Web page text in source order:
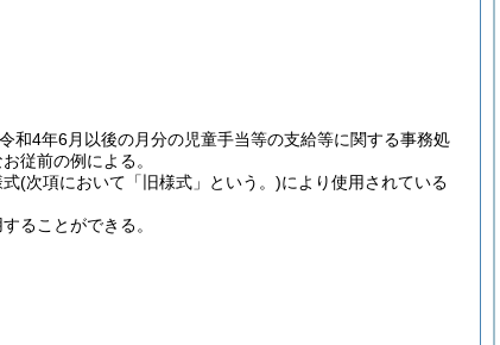
和4年6月以後の月分の児童手当等の支給等に関する事務処
従前の例による。
式(次項において「旧様式」という。)により使用されている
ることができる。